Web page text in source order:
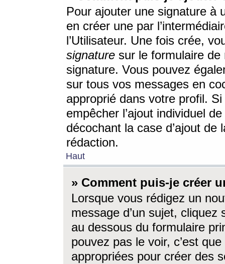
Pour ajouter une signature à
en créer une par
l’Utilisateur. Une fois crée,
signature sur le formulaire de
signature. Vous pouvez
sur tous vos messages en
approprié dans votre profil.
empêcher l’ajout individuel
décochant la case d’ajout
rédaction.
Haut
» Comment puis-je créer
Lorsque vous rédigez un
message d’un sujet, cliquez
au dessous du formulaire
pouvez pas le voir, c’est
appropriées pour créer des